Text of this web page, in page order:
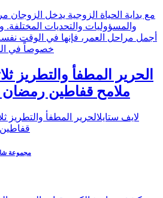
مع بداية الحياة الزوجية يدخل الزوجان
والمسؤوليات والتحديات
أجمل مراحل العمر، فإنها في الوقت
خصوصاً في
الحرير المطفأ والتطريز
ملامح قفاطين رمضان 2026 لدى شالكي
مجموعة شالكي